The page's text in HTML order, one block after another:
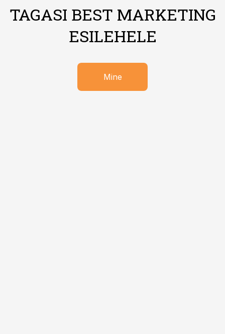
TAGASI BEST MARKETING
ESILEHELE
Mine